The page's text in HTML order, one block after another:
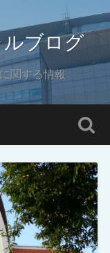
ブログ
関する情報